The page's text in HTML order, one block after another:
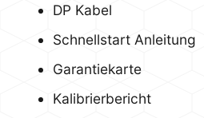
DP Kabel
Schnellstart Anleitung
Garantiekarte
Kalibrierbericht